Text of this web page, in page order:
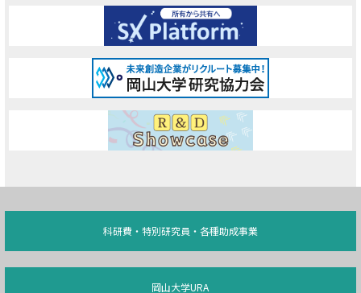
科研費・特別研究員・各種助成事業
岡山大学URA